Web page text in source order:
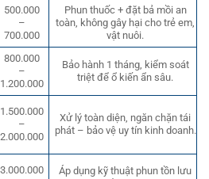
500.000
–
700.000
Phun thuốc + đặt bả mồi an
toàn, không gây hại cho trẻ em,
vật nuôi.
800.000
–
1.200.000
Bảo hành 1 tháng, kiểm soát
triệt để ổ kiến ẩn sâu.
1.500.000
–
2.000.000
Xử lý toàn diện, ngăn chặn tái
phát – bảo vệ uy tín kinh doanh.
3.000.000
Áp dụng kỹ thuật phun tồn lưu